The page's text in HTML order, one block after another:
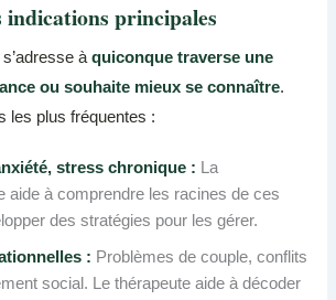
indications principales
àquiconque traverse une
ou souhaite mieux se connaître.
les plus fréquentes :
stress chronique : La
aide à comprendre les racines de ces
des stratégies pour les gérer.
: Problèmes de couple, conflits
social. Le thérapeute aide à décoder